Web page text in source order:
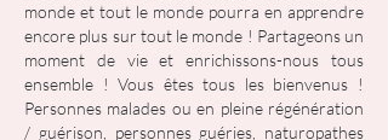
monde et tout le monde pourra en apprendre
encore plus sur tout le monde ! Partageons un
moment de vie et enrichissons-nous tous
ensemble ! Vous êtes tous les bienvenus !
Personnes malades ou en pleine régénération
/ guérison, personnes guéries, naturopathes